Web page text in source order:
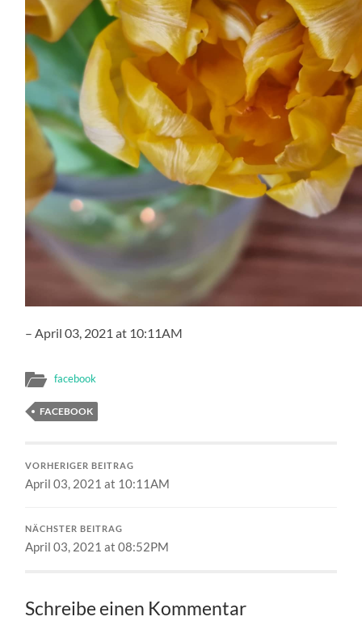
– April 03, 2021 at 10:11AM
facebook
FACEBOOK
VORHERIGER BEITRAG
April 03, 2021 at 10:11AM
NÄCHSTER BEITRAG
April 03, 2021 at 08:52PM
Schreibe einen Kommentar